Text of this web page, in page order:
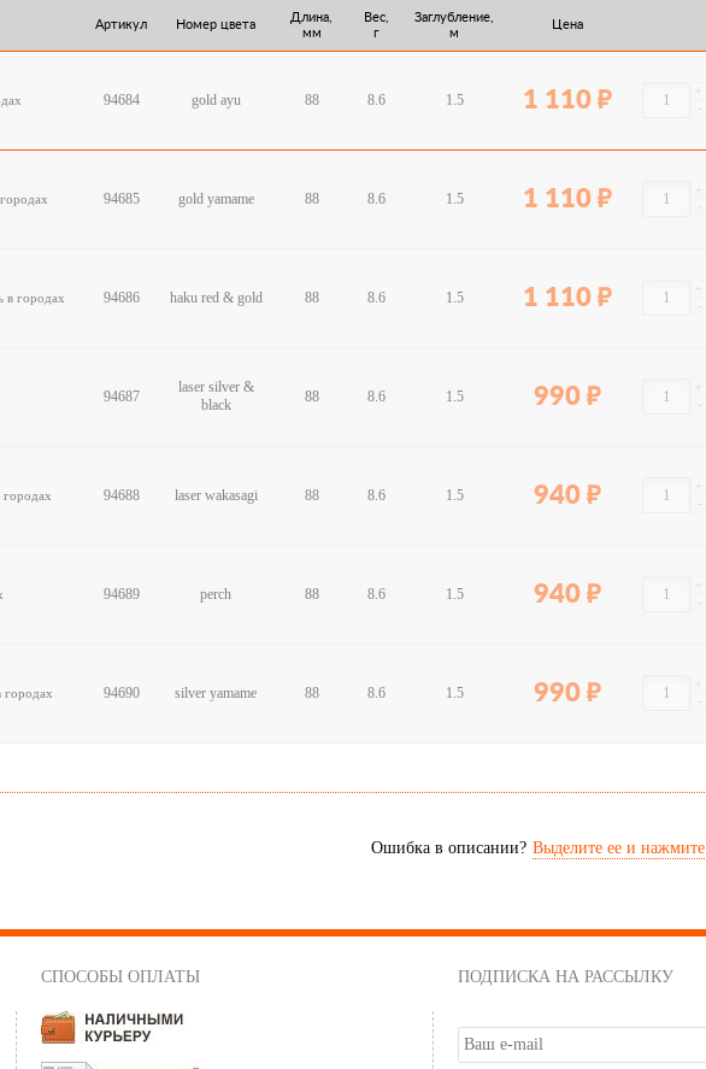
Артикул Номер цвета
Длина,
мм
Вес,
г
Заглубление,
м
Цена
94684 gold ayu 88 8.6 1.5 1 110 -
+
94685 gold yamame 88 8.6 1.5 1 110 -
+
в городах 94686 haku red & gold 88 8.6 1.5 1 110 -
+
94687
laser silver &
black
88 8.6 1.5 990 -
+
городах 94688 laser wakasagi 88 8.6 1.5 940 -
+
94689 perch 88 8.6 1.5 940 -
+
городах 94690 silver yamame 88 8.6 1.5 990 -
+
Ошибка в описании? Выделите ее и нажмите
СПОСОБЫ ОПЛАТЫ ПОДПИСКА НА РАССЫЛКУ